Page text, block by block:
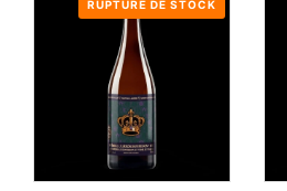
RUPTURE DE STOCK